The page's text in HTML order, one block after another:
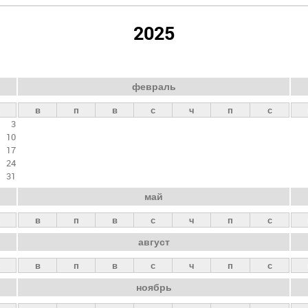
2025
3
10
17
24
31
февраль
в п в с ч п с
май
в п в с ч п с
август
в п в с ч п с
ноябрь